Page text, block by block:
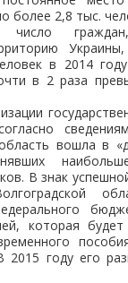
более 2,8 тыс.
в 2014
в 2 раза
вошла в
В знак
которая
2015 году его